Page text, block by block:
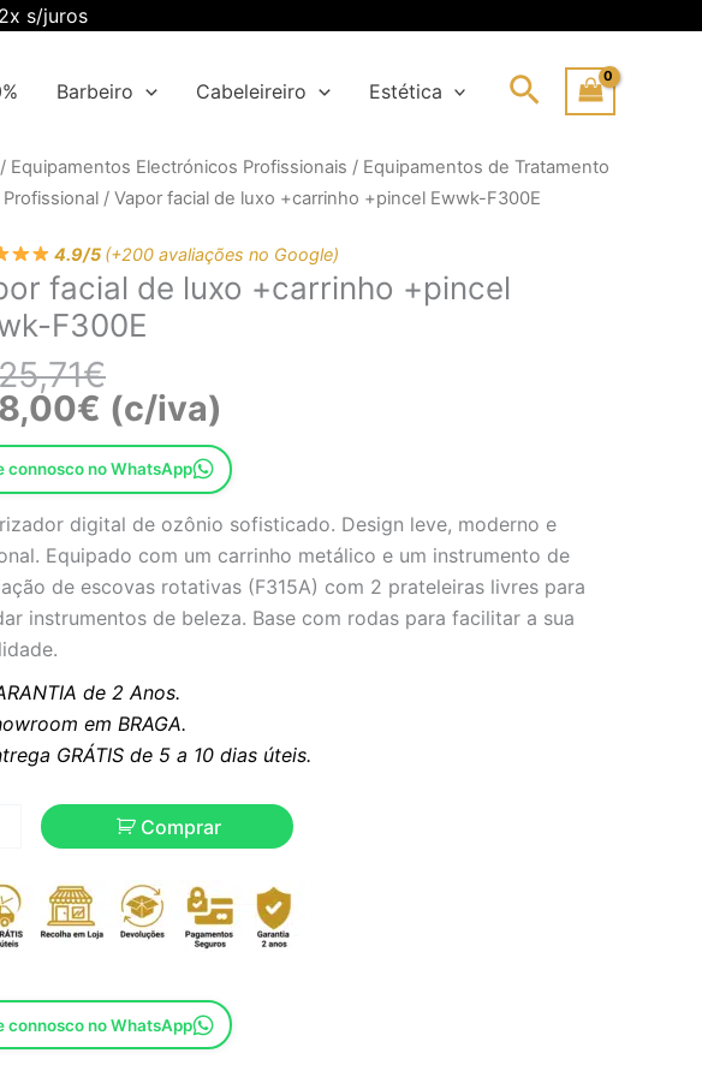
s/juros
Barbeiro Cabeleireiro Estética Search
/ Equipamentos Electrónicos Profissionais / Equipamentos de Tratamento
Profissional / Vapor facial de luxo +carrinho +pincel Ewwk-F300E
4.9/5 (+200 avaliações no Google)
facial de luxo +carrinho +pincel
F300E
€
O
preço
era:
1.425,71€.
O
preço
é:
998,00€.
€ (c/iva)
connosco no WhatsApp
digital de ozônio sofisticado. Design leve, moderno e
Equipado com um carrinho metálico e um instrumento de
de escovas rotativas (F315A) com 2 prateleiras livres para
instrumentos de beleza. Base com rodas para facilitar a sua
de 2 Anos.
em BRAGA.
GRÁTIS de 5 a 10 dias úteis.
Comprar
connosco no WhatsApp